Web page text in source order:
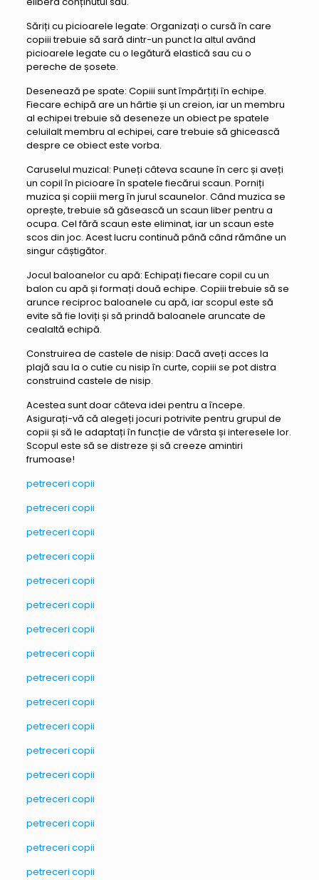
Săriți cu picioarele legate: Organizați o cursă în care
copiii trebuie să sară dintr-un punct la altul având
picioarele legate cu o legătură elastică sau cu o
pereche de șosete.
Desenează pe spate: Copiii sunt împărțiți în echipe.
Fiecare echipă are un hârtie și un creion, iar un membru
al echipei trebuie să deseneze un obiect pe spatele
celuilalt membru al echipei, care trebuie să ghicească
despre ce obiect este vorba.
Caruselul muzical: Puneți câteva scaune în cerc și aveți
un copil în picioare în spatele fiecărui scaun. Porniți
muzica și copiii merg în jurul scaunelor. Când muzica se
oprește, trebuie să găsească un scaun liber pentru a
ocupa. Cel fără scaun este eliminat, iar un scaun este
scos din joc. Acest lucru continuă până când rămâne un
singur câștigător.
Jocul baloanelor cu apă: Echipați fiecare copil cu un
balon cu apă și formați două echipe. Copiii trebuie să se
arunce reciproc baloanele cu apă, iar scopul este să
evite să fie loviți și să prindă baloanele aruncate de
cealaltă echipă.
Construirea de castele de nisip: Dacă aveți acces la
plajă sau la o cutie cu nisip în curte, copiii se pot distra
construind castele de nisip.
Acestea sunt doar câteva idei pentru a începe.
Asigurați-vă că alegeți jocuri potrivite pentru grupul de
copii și să le adaptați în funcție de vârsta și interesele lor.
Scopul este să se distreze și să creeze amintiri
frumoase!
petreceri copii
petreceri copii
petreceri copii
petreceri copii
petreceri copii
petreceri copii
petreceri copii
petreceri copii
petreceri copii
petreceri copii
petreceri copii
petreceri copii
petreceri copii
petreceri copii
petreceri copii
petreceri copii
petreceri copii